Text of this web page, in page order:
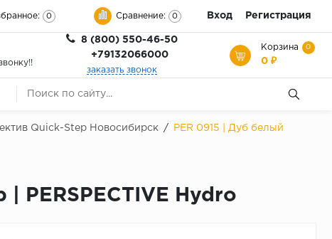
0 Сравнение: 0 Вход Регистрация
8 (800) 550-46-50
+79132066000
заказать звонок
Корзина 0
0 ₽
Quick-Step Новосибирск /
PER 0915 | Дуб белый
PERSPECTIVE Hydro